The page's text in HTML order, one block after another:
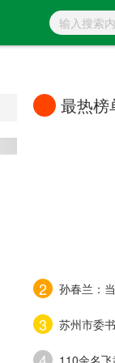
最热榜
2 孙春兰：
3 苏州市委
110余名